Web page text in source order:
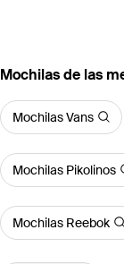
Mochilas de las
Mochilas Vans
Mochilas Pikolinos
Mochilas Reebok